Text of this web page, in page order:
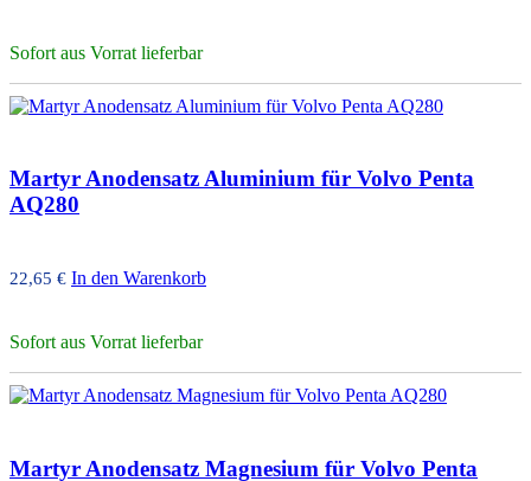
Sofort aus Vorrat lieferbar
Martyr Anodensatz Aluminium für Volvo Penta
AQ280
22,65 € In den Warenkorb
Sofort aus Vorrat lieferbar
Martyr Anodensatz Magnesium für Volvo Penta